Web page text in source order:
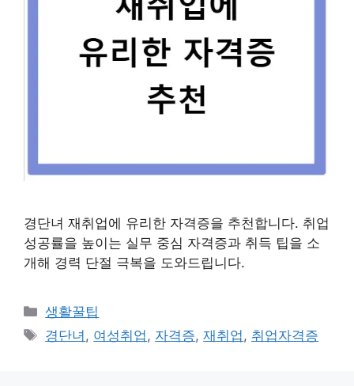
경단녀 재취업에 유리한 자격증을 추천합니다. 취업
성공률을 높이는 실무 중심 자격증과 취득 팁을 소
개해 경력 단절 극복을 도와드립니다.
카
테
생활꿀팁
태
경단녀 , 여성취업, 자격증,재취업, 취업자격증